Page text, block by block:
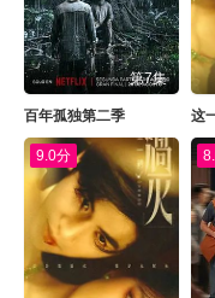
第7集
百年孤独第二季 这
9.0分